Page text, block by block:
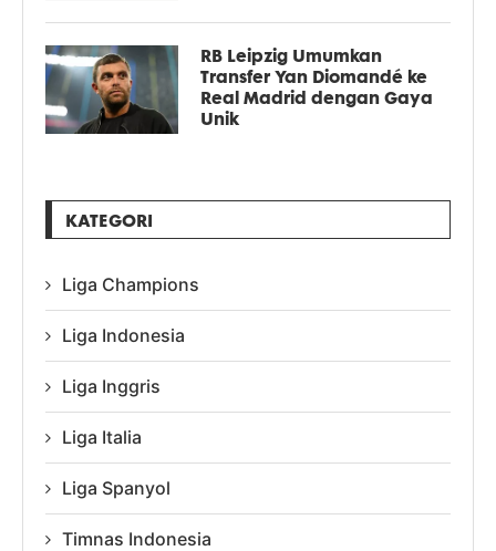
RB Leipzig Umumkan
Transfer Yan Diomandé ke
Real Madrid dengan Gaya
Unik
KATEGORI
Liga Champions
Liga Indonesia
Liga Inggris
Liga Italia
Liga Spanyol
Timnas Indonesia